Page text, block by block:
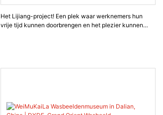
Het Lijiang-project! Een plek waar werknemers hun
vrije tijd kunnen doorbrengen en het plezier kunnen